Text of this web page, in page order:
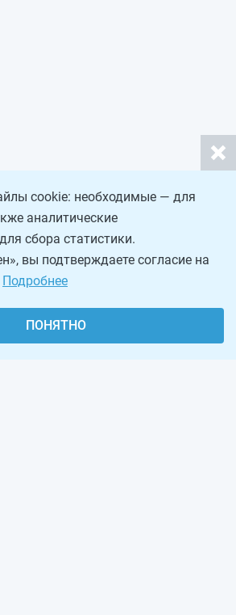
cookie: необходимые — для
аналитические
сбора статистики.
вы подтверждаете согласие на
Подробнее
ПОНЯТНО